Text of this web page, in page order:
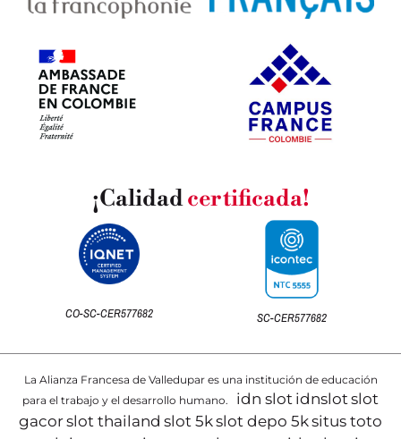
¡Calidadcertificada!
CO-SC-CER577682 SC-CER577682
La Alianza Francesa de Valledupar es una institución de educación
para el trabajo y el desarrollo humano. idn slot idnslotslot
gacorslot thailand slot 5kslot depo 5ksitus toto